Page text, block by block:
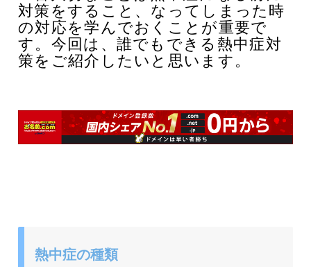
対策をすること、なってしまった時
の対応を学んでおくことが重要で
す。 今回は、誰でもできる熱中症対
策をご紹介したいと思います。
熱中症の種類